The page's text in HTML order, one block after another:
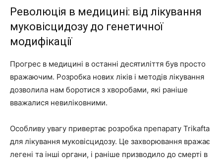
Революція в медицині: від лікування
муковісцидозу до генетичної
модифікації
Прогрес в медицині в останні десятиліття був просто
вражаючим. Розробка нових ліків і методів лікування
дозволила нам боротися з хворобами, які раніше
вважалися невиліковними.
Особливу увагу привертає розробка препарату Trikafta
для лікування муковісцидозу. Це захворювання вражає
легені та інші органи, і раніше призводило до смерті в